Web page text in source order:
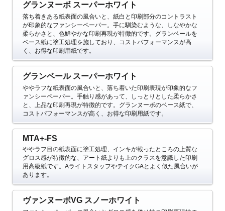
グランヌーボ スーパーホワイト
落ち着きある紙表面の風合いと、紙白と印刷部分のコントラスト
が印象的なファンシーペーパー。手に馴染むような、しなやかな
柔らかさと、色鮮やかな印刷再現が特徴的です。グランベールを
ベース紙に塗工処理を施しており、コストパフォーマンスが高
く、お得な印刷用紙です。
グランベール スーパーホワイト
ややラフな紙表面の風合いと、落ち着いた印刷表現が印象的なフ
ァンシーペーパー。手触り感があって、しっとりとした柔らかさ
と、上品な印刷再現が特徴的です。グランヌーボのベース紙で、
コストパフォーマンスが高く、お得な印刷用紙です。
MTA+-FS
ややラフ目の紙表面に塗工処理、インキが載ったところの上質な
グロス感が特徴的な、 アート紙よりも上のクラスを意識した印刷
用高級紙です。AライトスタッフやテイクGAとよく似た風合いが
あります。
ヴァンヌーボVG スノーホワイト